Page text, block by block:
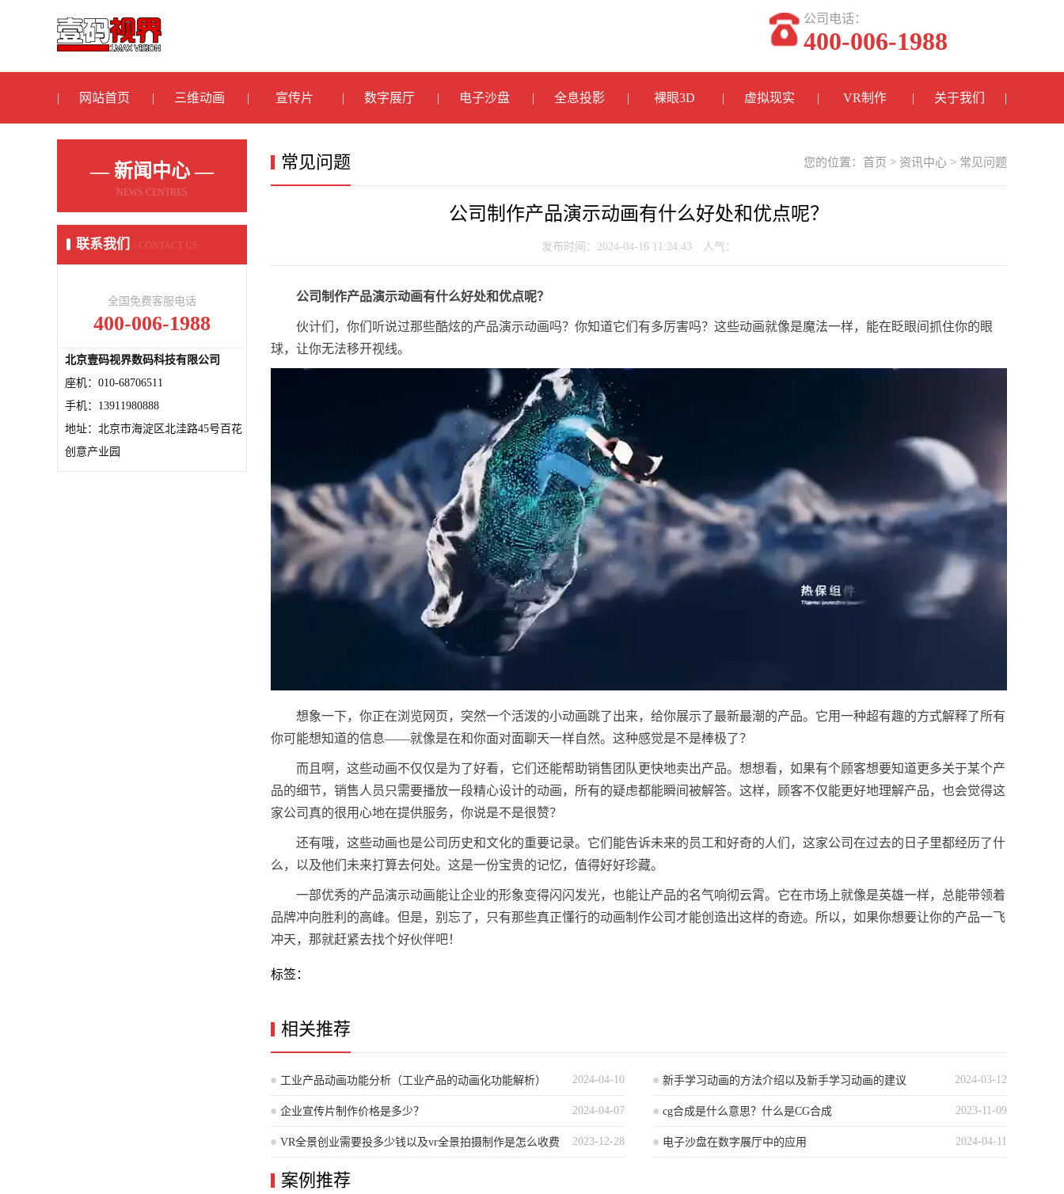
公司电话：
400-006-1988
网站首页 三维动画 宣传片 数字展厅 电子沙盘 全息投影 裸眼3D 虚拟现实 VR制作 关于我们
— 新闻中心 —
NEWS CENTRES
联系我们 / CONTACT US
全国免费客服电话
400-006-1988
北京壹码视界数码科技有限公司
座机：010-68706511
手机：13911980888
地址：北京市海淀区北洼路45号百花
创意产业园
您的位置： 首页 > 资讯中心 > 常见问题
常见问题
公司制作产品演示动画有什么好处和优点呢？
发布时间：2024-04-16 11:24:43 人气：
公司制作产品演示动画有什么好处和优点呢？
伙计们，你们听说过那些酷炫的产品演示动画吗？你知道它们有多厉害吗？这些动画就像是魔法一样，能在眨眼间抓住你的眼
球，让你无法移开视线。
想象一下，你正在浏览网页，突然一个活泼的小动画跳了出来，给你展示了最新最潮的产品。它用一种超有趣的方式解释了所有
你可能想知道的信息——就像是在和你面对面聊天一样自然。这种感觉是不是棒极了？
而且啊，这些动画不仅仅是为了好看，它们还能帮助销售团队更快地卖出产品。想想看，如果有个顾客想要知道更多关于某个产
品的细节，销售人员只需要播放一段精心设计的动画，所有的疑虑都能瞬间被解答。这样，顾客不仅能更好地理解产品，也会觉得这
家公司真的很用心地在提供服务，你说是不是很赞？
还有哦，这些动画也是公司历史和文化的重要记录。它们能告诉未来的员工和好奇的人们，这家公司在过去的日子里都经历了什
么，以及他们未来打算去何处。这是一份宝贵的记忆，值得好好珍藏。
一部优秀的产品演示动画能让企业的形象变得闪闪发光，也能让产品的名气响彻云霄。它在市场上就像是英雄一样，总能带领着
品牌冲向胜利的高峰。但是，别忘了，只有那些真正懂行的动画制作公司才能创造出这样的奇迹。所以，如果你想要让你的产品一飞
冲天，那就赶紧去找个好伙伴吧！
标签：
相关推荐
2024-04-10
工业产品动画功能分析（工业产品的动画化功能解析） 2024-03-12
新手学习动画的方法介绍以及新手学习动画的建议
2024-04-07
企业宣传片制作价格是多少？ 2023-11-09
cg合成是什么意思？什么是CG合成
2023-12-28
VR全景创业需要投多少钱以及vr全景拍摄制作是怎么收费
的
2024-04-11
电子沙盘在数字展厅中的应用
案例推荐